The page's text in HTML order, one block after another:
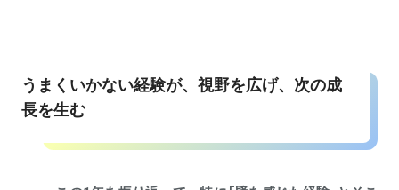
うまくいかない経験が、視野を広げ、次の成
長を生む